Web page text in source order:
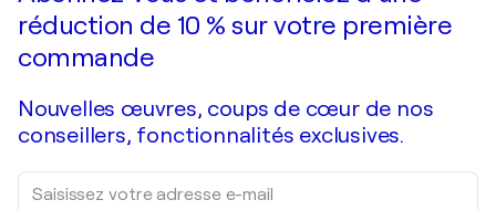
réduction de 10 % sur votre première
commande
Nouvelles œuvres, coups de cœur de nos
conseillers, fonctionnalités exclusives.